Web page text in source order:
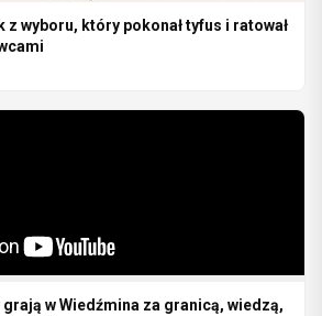
z wyboru, który pokonał tyfus i ratował
w Wiedźmina za granicą, wiedzą,